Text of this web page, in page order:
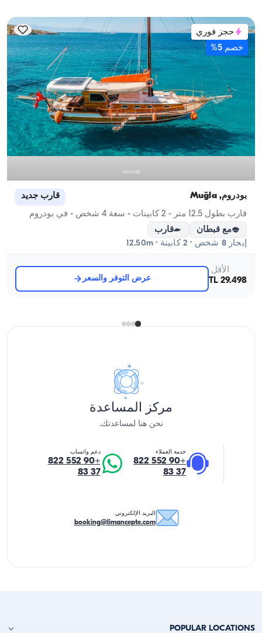
حجز فوري
خصم 5%
بودروم, Muğla قارب جديد
قارب بطول 12.5 متر - 2 كابينات - سعة 4 شخص - في بودروم
مع قبطان
قارب
إبحار 8 شخص · 2 كابينة · 12.50m
الأقل
29.498 TL
عرض التوفر والسعر
مركز المساعدة
نحن هنا لمساعدتك.
خدمة العملاء
+90 552 822
37 83
دعم واتساب
+90 552 822
37 83
البريد الإلكتروني
booking@limancepte.com
POPULAR LOCATIONS